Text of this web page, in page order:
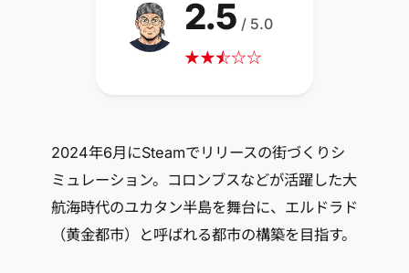
★★☆
★☆☆
2.5 / 5.0
2024年6月にSteamでリリースの街づくりシ
ミュレーション。コロンブスなどが活躍した大
航海時代のユカタン半島を舞台に、エルドラド
（黄金都市）と呼ばれる都市の構築を目指す。